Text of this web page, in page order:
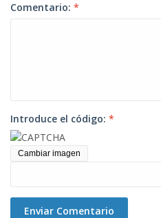
Comentario: *
Introduce el código: *
Cambiar imagen
Enviar Comentario